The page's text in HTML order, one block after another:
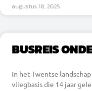
augustus 18, 2025
BUSREIS
In het Twentse
vliegbasis die 14 jaar